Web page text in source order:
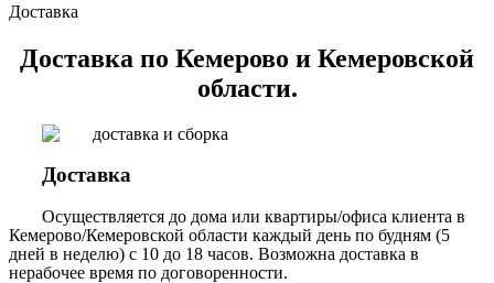
Доставка
Доставка по Кемерово и Кемеровской
области.
Доставка
Осуществляется до дома или квартиры/офиса клиента в
Кемерово/Кемеровской области каждый день по будням (5
дней в неделю) с 10 до 18 часов. Возможна доставка в
нерабочее время по договоренности.